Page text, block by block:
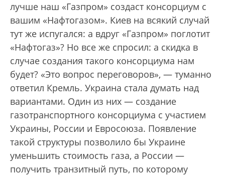
лучше наш «Газпром» создаст консорциум с
вашим «Нафтогазом». Киев на всякий случай
тут же испугался: а вдруг «Газпром» поглотит
«Нафтогаз»? Но все же спросил: а скидка в
случае создания такого консорциума нам
будет? «Это вопрос переговоров», — туманно
ответил Кремль. Украина стала думать над
вариантами. Один из них — создание
газотранспортного консорциума с участием
Украины, России и Евросоюза. Появление
такой структуры позволило бы Украине
уменьшить стоимость газа, а России —
получить транзитный путь, по которому